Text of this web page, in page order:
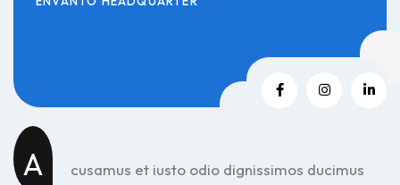
A
cusamus et iusto odio dignissimos ducimus